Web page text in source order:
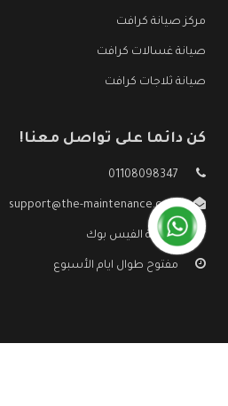
مركز صيانة كرافت
صيانة غسالات كرافت
صيانة ثلاجات كرافت
كن دائما على تواصل معنا!
01108098347
support@the-maintenance.com
صفحة الفيس بوك
مفتوح طوال ايام الأسبوع